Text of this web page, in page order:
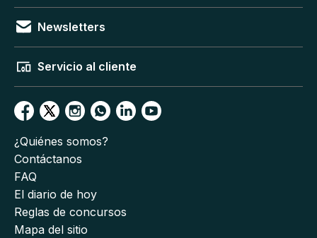
Newsletters
Servicio al cliente
¿Quiénes somos?
Contáctanos
FAQ
El diario de hoy
Reglas de concursos
Mapa del sitio